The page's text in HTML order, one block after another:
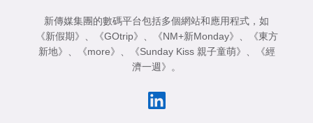
新傳媒集團的數碼平台包括多個網站和應用程式，如
《新假期》 、 《GOtrip》 、 《NM+新Monday》 、
《東方
新地》 、 《more》 、 《Sunday Kiss 親子童萌》 、
《經
濟一週》 。